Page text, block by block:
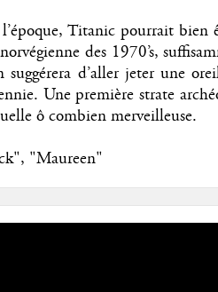
Titanic pourrait bien
des 1970’s,
suggérera d’aller jeter une
Une première strate
ô combien merveilleuse.
"Maureen"